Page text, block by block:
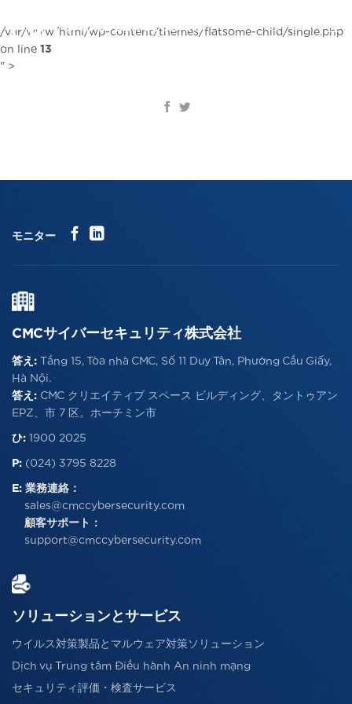
ン
ン
JA
/var/www/html/wp-content/themes/flatsome-child/single.php
on line 13
" >
モニター
CMCサイバーセキュリティ株式会社
答え: Tầng 15, Tòa nhà CMC, Số 11 Duy Tân, Phường Cầu Giấy,
Hà Nội.
答え: CMC クリエイティブ スペース ビルディング、タントゥアン
EPZ、市 7 区。ホーチミン市
ひ: 1900 2025
P: (024) 3795 8228
E: 業務連絡：
sales@cmccybersecurity.com
顧客サポート：
support@cmccybersecurity.com
ソリューションとサービス
ウイルス対策製品とマルウェア対策ソリューション
Dịch vụ Trung tâm Điều hành An ninh mạng
セキュリティ評価・検査サービス